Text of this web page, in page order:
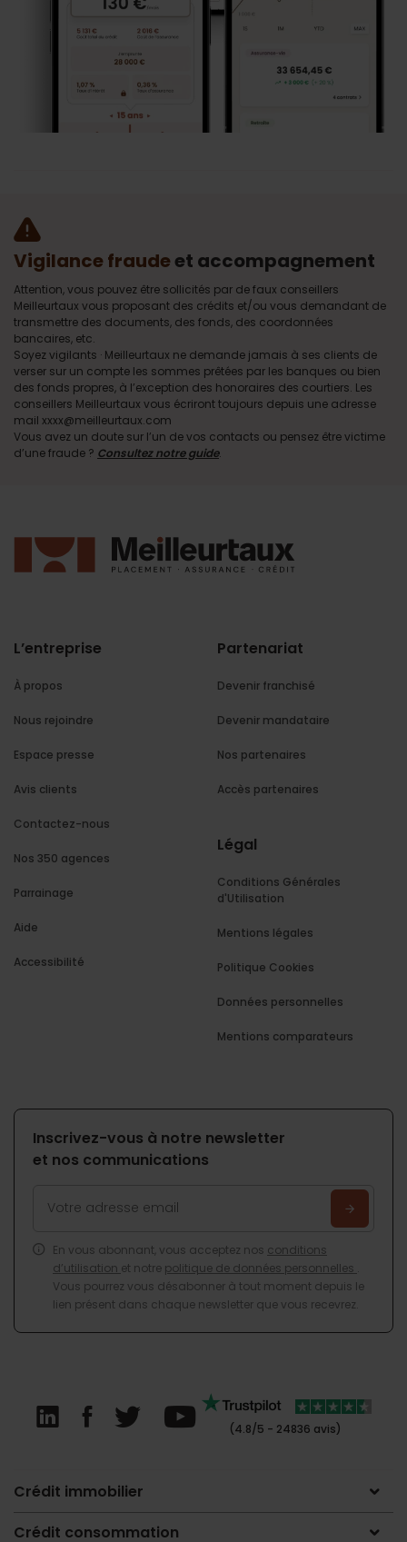
Vigilance fraudeet accompagnement
Attention, vous pouvez être sollicités par de faux conseillers
Meilleurtaux vous proposant des crédits et/ou vous demandant de
transmettre des documents, des fonds, des coordonnées
bancaires, etc.
Soyez vigilants · Meilleurtaux ne demande jamais à ses clients de
verser sur un compte les sommes prêtées par les banques ou bien
des fonds propres, à l’exception des honoraires des courtiers. Les
conseillers Meilleurtaux vous écriront toujours depuis une adresse
mail xxxx@meilleurtaux.com
Vous avez un doute sur l’un de vos contacts ou pensez être victime
d’une fraude ? Consultez notre guide.
L’entreprise
À propos
Nous rejoindre
Espace presse
Avis clients
Contactez-nous
Nos 350 agences
Parrainage
Aide
Accessibilité
Partenariat
Devenir franchisé
Devenir mandataire
Nos partenaires
Accès partenaires
Légal
Conditions Générales
d'Utilisation
Mentions légales
Politique Cookies
Données personnelles
Mentions comparateurs
Inscrivez-vous à notre newsletter
et nos communications
En vous abonnant, vous acceptez nos conditions
d’utilisation et notre politique de données personnelles
Vous pourrez vous désabonner à tout moment depuis le
lien présent dans chaque newsletter que vous recevrez.
(4.8/5 - 24836 avis)
Crédit immobilier
Crédit consommation